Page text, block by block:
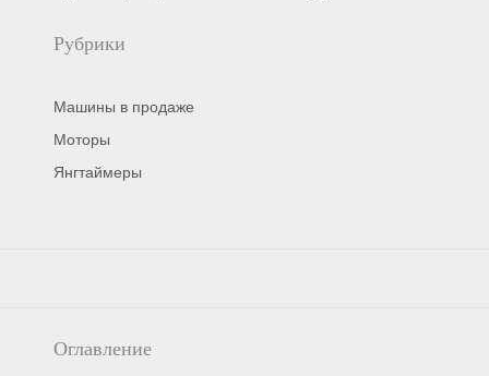
Рубрики
Машины в продаже
Моторы
Янгтаймеры
Оглавление